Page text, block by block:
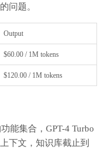
问题。
Output
$60.00 / 1M tokens
$120.00 / 1M tokens
能集合，GPT-4 Turbo
下文，知识库截止到